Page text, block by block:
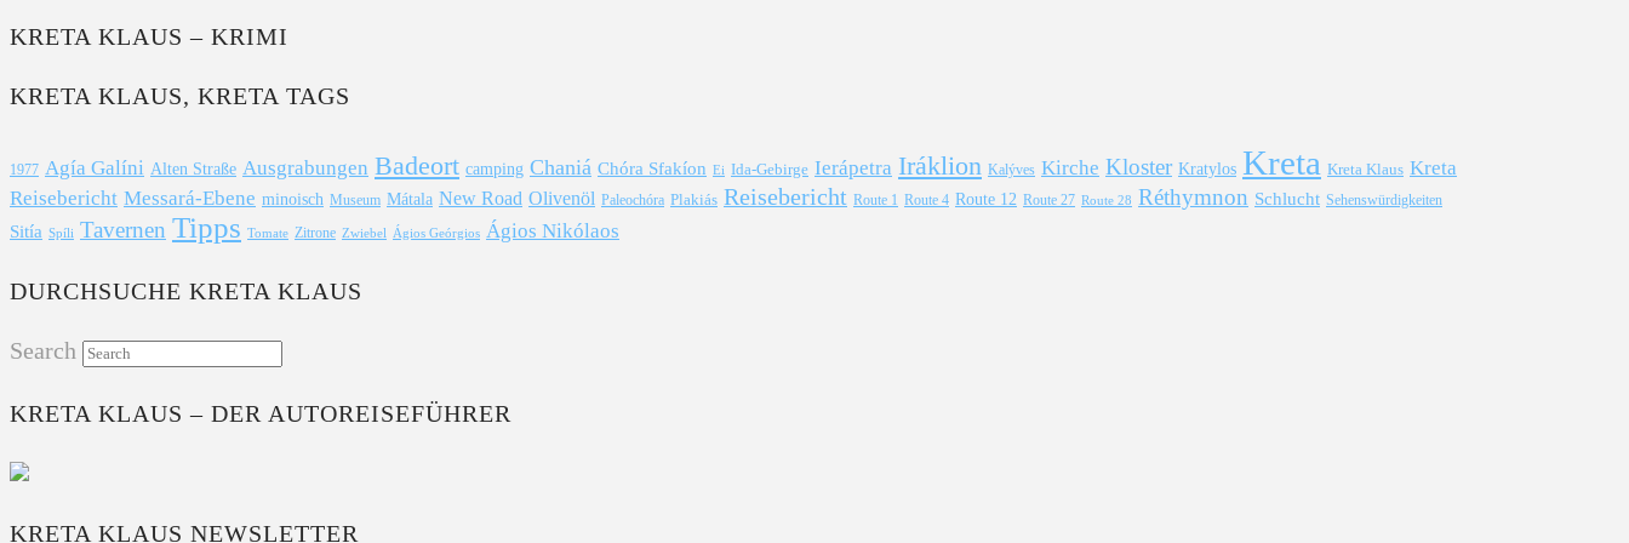
KRETA KLAUS – KRIMI
KRETA KLAUS, KRETA TAGS
1977 Agía Galíni Alten Straße Ausgrabungen Badeort camping Chaniá Chóra Sfakíon Ei Ida-Gebirge Ierápetra Iráklion Kalýves Kirche Kloster Kratylos Kreta Kreta Klaus Kreta
Reisebericht Messará-Ebene minoisch Museum Mátala New Road Olivenöl Paleochóra Plakiás Reisebericht Route 1 Route 4 Route 12 Route 27 Route 28 Réthymnon Schlucht Sehenswürdigkeiten
Sitía Spíli Tavernen Tipps Tomate Zitrone Zwiebel Ágios Geórgios Ágios Nikólaos
DURCHSUCHE KRETA KLAUS
Search
KRETA KLAUS – DER AUTOREISEFÜHRER
KRETA KLAUS NEWSLETTER